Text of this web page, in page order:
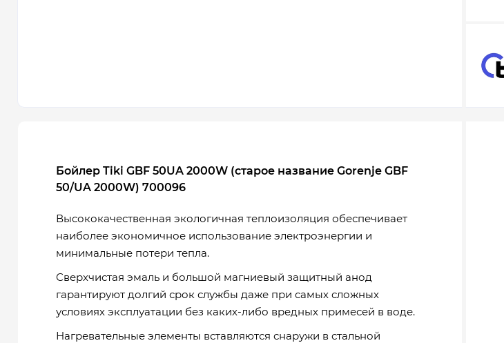
Бойлер Tiki GBF 50UA 2000W (старое название Gorenje GBF
50/UA 2000W) 700096
Высококачественная экологичная теплоизоляция обеспечивает
наиболее экономичное использование электроэнергии и
минимальные потери тепла.
Сверхчистая эмаль и большой магниевый защитный анод
гарантируют долгий срок службы даже при самых сложных
условиях эксплуатации без каких-либо вредных примесей в воде.
Нагревательные элементы вставляются снаружи в стальной